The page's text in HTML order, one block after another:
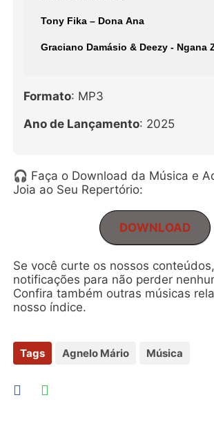
Tony Fika – Dona Ana
Graciano Damásio & Deezy - Ngana
Formato: MP3
Ano de Lançamento: 2025
🎧 Faça o Download da Música e
Joia ao Seu Repertório:
DOWNLOAD
Se você curte os nossos
notificações para não perder
Confira também outras músicas
nosso índice.
Tags Agnelo Mário Música